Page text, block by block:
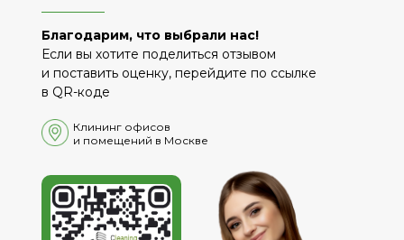
Благодарим, что выбрали нас!
Если вы хотите поделиться отзывом
и поставить оценку, перейдите по ссылке
в QR-коде
Клининг офи сов
и помещений в Москве